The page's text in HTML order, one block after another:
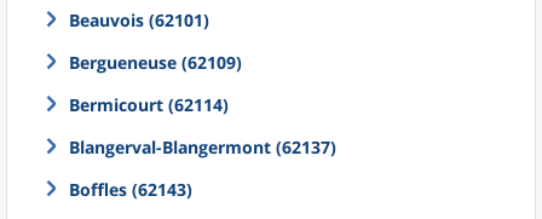
Beauvois (62101)
Bergueneuse (62109)
Bermicourt (62114)
Blangerval-Blangermont (62137)
Boffles (62143)